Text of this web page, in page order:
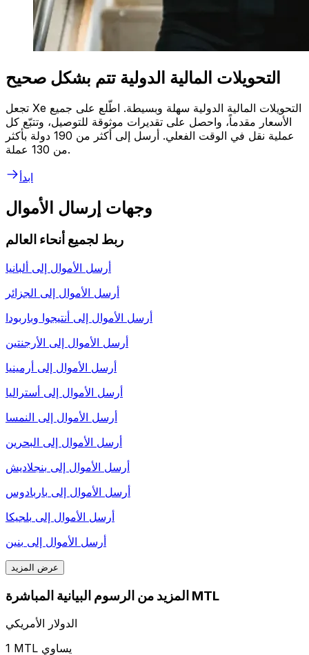
التحويلات المالية الدولية تتم بشكل صحيح
تجعل Xe التحويلات المالية الدولية سهلة وبسيطة. اطّلع على جميع
الأسعار مقدماً، واحصل على تقديرات موثوقة للتوصيل، وتتبّع كل
عملية نقل في الوقت الفعلي. أرسل إلى أكثر من 190 دولة بأكثر
من 130 عملة.
ابدأ
وجهات إرسال الأموال
ربط لجميع أنحاء العالم
أرسل الأموال إلى ألبانيا
أرسل الأموال إلى الجزائر
أرسل الأموال إلى أنتيجوا وباربودا
أرسل الأموال إلى الأرجنتين
أرسل الأموال إلى أرمينيا
أرسل الأموال إلى أستراليا
أرسل الأموال إلى النمسا
أرسل الأموال إلى البحرين
أرسل الأموال إلى بنجلاديش
أرسل الأموال إلى باربادوس
أرسل الأموال إلى بلجيكا
أرسل الأموال إلى بنين
عرض المزيد
المزيد من الرسوم البيانية المباشرة MTL
الدولار الأمريكي
1 MTL يساوي